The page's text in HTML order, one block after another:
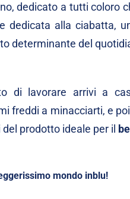
dedicato a tutti coloro
dedicata alla ciabatta,
determinante del
di lavorare arrivi a
freddi a minacciarti, e
prodotto ideale per il
mondo inblu!